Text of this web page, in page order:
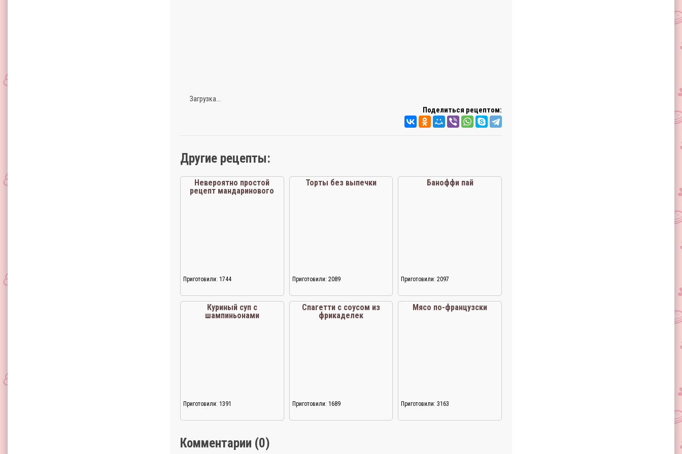
Загрузка...
Поделиться рецептом:
Другие рецепты:
Невероятно простой
рецепт мандаринового
Приготовили: 1744
Торты без выпечки
Приготовили: 2089
Баноффи пай
Приготовили: 2097
Куриный суп с
шампиньонами
Приготовили: 1391
Спагетти с соусом из
фрикаделек
Приготовили: 1689
Мясо по-французски
Приготовили: 3163
Комментарии (0)